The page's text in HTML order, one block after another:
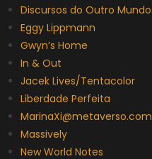
Discursos do Outro Mundo
Eggy Lippmann
Gwyn’s Home
In & Out
Jacek Lives/Tentacolor
Liberdade Perfeita
MarinaXi@metaverso.com
Massively
New World Notes